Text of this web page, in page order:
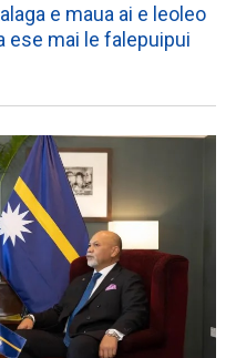
e maua ai e leoleo
ese mai le falepuipui